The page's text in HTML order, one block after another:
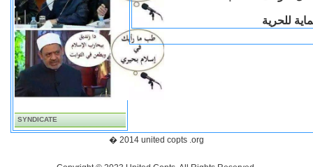
SYNDICATE
للحرية
� 2014 united copts .org